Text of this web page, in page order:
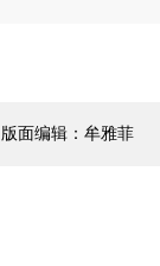
面编辑：牟雅菲